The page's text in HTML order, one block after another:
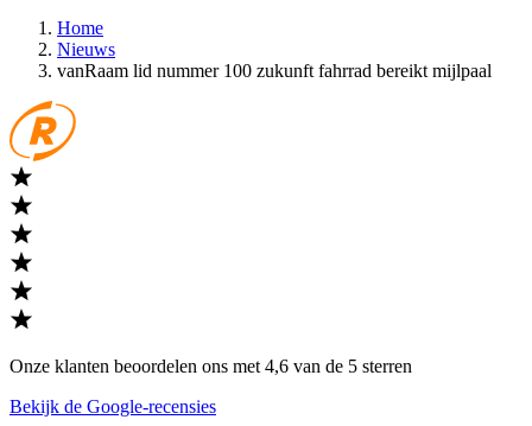
Home
Nieuws
vanRaam lid nummer 100 zukunft fahrrad bereikt mijlpaal
Onze klanten beoordelen ons met 4,6 van de 5 sterren
Bekijk de Google-recensies